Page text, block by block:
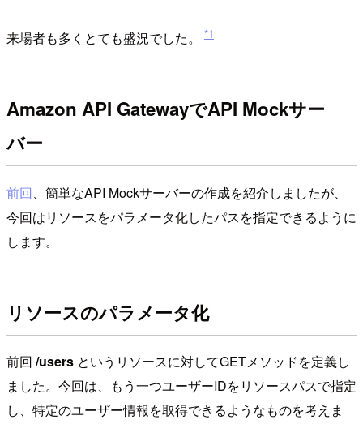
来場者も多くとても盛況でした。 *1
Amazon API GatewayでAPI Mockサー
バー
前回、簡単なAPI Mockサーバーの作成を紹介しましたが、
今回はリソースをパラメータ化したパスを指定できるように
します。
リソースのパラメータ化
前回 /users というリソースに対してGETメソッドを定義し
ました。今回は、もう一つユーザーIDをリソースパスで指定
し、特定のユーザー情報を取得できるようなものを考えま